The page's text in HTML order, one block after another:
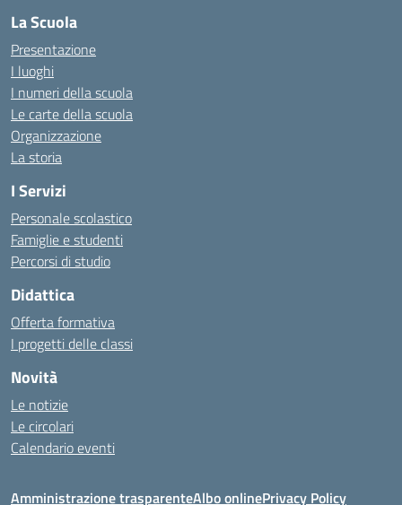
La Scuola
Presentazione
I luoghi
I numeri della scuola
Le carte della scuola
Organizzazione
La storia
I Servizi
Personale scolastico
Famiglie e studenti
Percorsi di studio
Didattica
Offerta formativa
I progetti delle classi
Novità
Le notizie
Le circolari
Calendario eventi
Amministrazione trasparenteAlbo onlinePrivacy Policy